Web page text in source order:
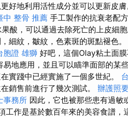
好地利用活性成分並可以更新皮膚
中 整骨 推薦 手工製作的抗衰老配
酸，可以通過去除死亡的上皮細
細紋，皺紋，色素斑的斑點褪色。
胞證 雄獅 好吧，這個Olay粘土面
易地應用，並且可以瞄準面部的某
實踐中已經實施了一個多世紀。
銷售前進行了幾次測試。 辦護照
事務所 因此，它也被那些患有過敏
工作是基於數百年來的美容食譜，